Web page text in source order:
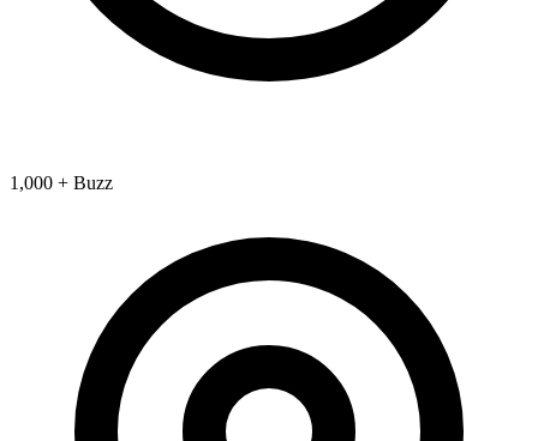
1,000 + Buzz